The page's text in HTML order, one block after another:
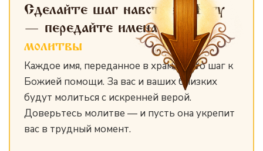
Сделайте шаг навстречу Богу
— передайте именадля
молитвы
Каждое имя, переданное в храм, — это шаг к
Божией помощи. За вас и ваших близких
будут молиться с искренней верой.
Доверьтесь молитве — и пусть она укрепит
вас в трудный момент.